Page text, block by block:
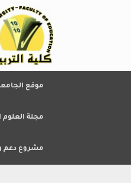
موقع
مجلة العلوم
مشروع دعم